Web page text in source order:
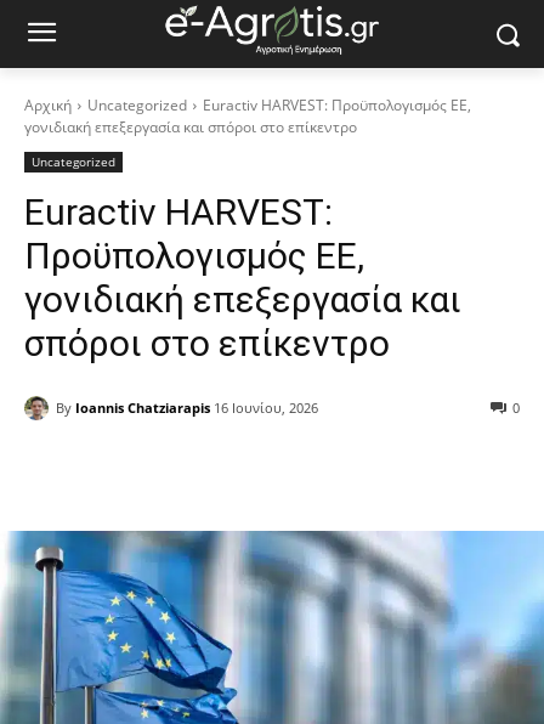
Αρχική Uncategorized
Euractiv HARVEST: Προϋπολογισμός ΕΕ,
γονιδιακή επεξεργασία και σπόροι στο επίκεντρο
Uncategorized
Euractiv HARVEST:
Προϋπολογισμός ΕΕ,
γονιδιακή επεξεργασία και
σπόροι στο επίκεντρο
By Ioannis Chatziarapis 16 Ιουνίου, 2026 0